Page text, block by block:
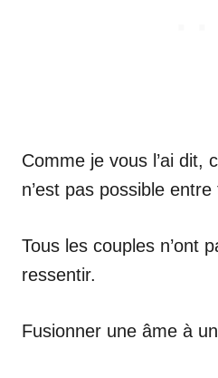
Comme je vous l’ai dit,
n’est pas possible
Tous les couples n’ont
ressentir.
Fusionner une âme à